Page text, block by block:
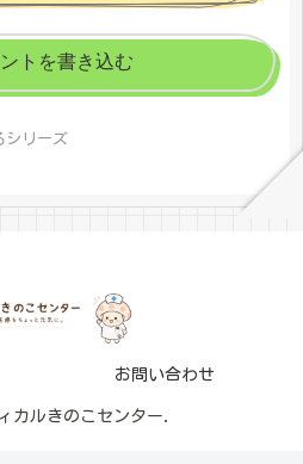
トを書き込む
シリーズ
お問い合わせ
カルきのこセンター.